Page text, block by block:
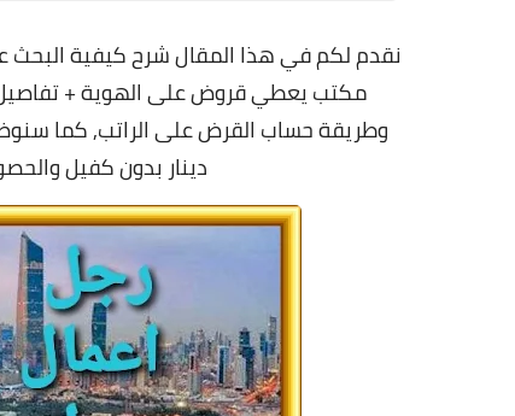
نقدم لكم في هذا المقال شرح كيفية البحث
مكتب يعطي قروض على الهوية +
دينار بدون كفيل